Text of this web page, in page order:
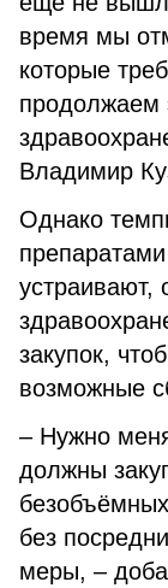
время мы
которые
продолжаем
Владимир
Однако
устраивают,
закупок,
возможные
– Нужно
должны
без
меры, –